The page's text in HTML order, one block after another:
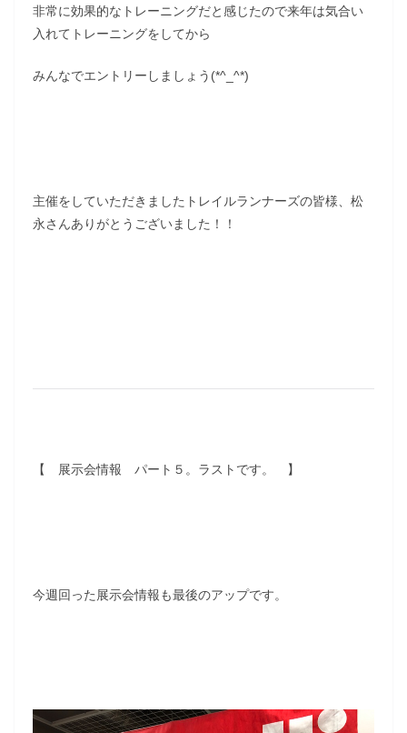
非常に効果的なトレーニングだと感じたので来年は気合い
入れてトレーニングをしてから
みんなでエントリーしましょう(*^_^*)
主催をしていただきましたトレイルランナーズの皆様、松
永さんありがとうございました！！
【 展示会情報 パート５。ラストです。 】
今週回った展示会情報も最後のアップです。